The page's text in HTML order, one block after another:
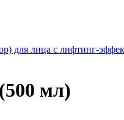
для лица с лифтинг-
мл)